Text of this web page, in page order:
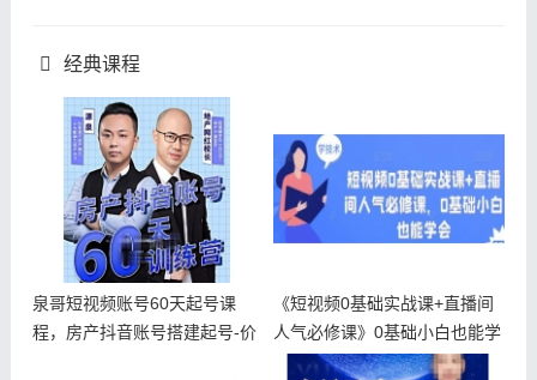
经典课程
泉哥短视频账号60天起号课
程，房产抖音账号搭建起号-价
《短视频0基础实战课+直播间
人气必修课》0基础小白也能学